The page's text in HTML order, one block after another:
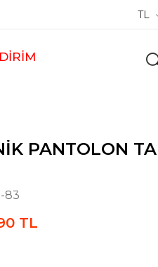
TL
PANTOLON
83
TL